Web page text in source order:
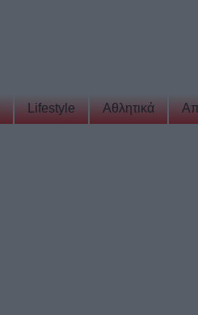
Lifestyle Αθλητικά